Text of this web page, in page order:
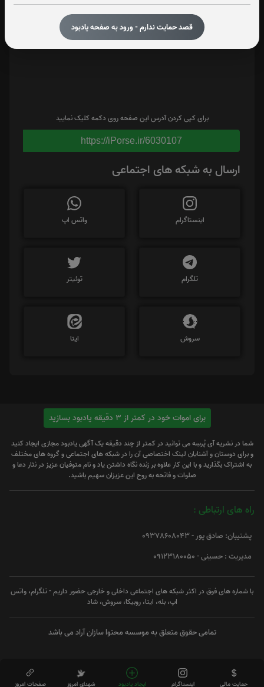
قصد حمایت ندارم - ورود به صفحه یادبود
برای کپی کردن آدرس این صفحه روی دکمه کلیک نمایید
https://iPorse.ir/6030107
ارسال به شبکه های اجتماعی
اینستاگرام واتس اپ
تلگرام توئیتر
سروش ایتا
برای اموات خود در کمتر از 3 دقیقه یادبود بسازید
شما در نشریه آی پُرسِه می توانید در کمتر از چند دقیقه یک آگهی یادبود مجازی ایجاد کنید
و برای دوستان و آشنایان لینک اختصاصی آن را در شبکه های اجتماعی و گروه های مختلف
به اشتراک بگذارید و با این کار علاوه بر زنده نگاه داشتن یاد و نام متوفیان عزیز در نثار دعا و
صلوات و فاتحه به روح این عزیزان سهیم باشید.
راه های ارتباطی :
پشتیبان: صادق پور - 09378608043
مدیریت : حسینی - 09123180050
با شماره های فوق در اکثر شبکه های اجتماعی داخلی و خارجی حضور داریم - تلگرام، واتس
اپ، بله، ایتا، روبیکا، سروش، شاد
تمامی حقوق متعلق به موسسه محتوا سازان آراد می باشد
حمایت مالی اینستاگرام ایجاد یادبود شهدای امروز صفحات امروز